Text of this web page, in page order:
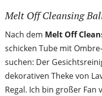
Melt Off Cleansing
Nach dem Melt Off
schicken Tube mit
suchen: Der
dekorativen Theke von
Regal. Ich bin großer Fan